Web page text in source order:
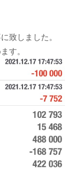
致しました。
す。